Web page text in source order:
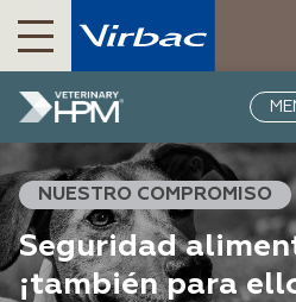
Productos para perros y gatos | Virbac México
Seguridad alimentaria... ¡también para ellos!
NUESTRO COMPROMISO
Seguridad
¡también para